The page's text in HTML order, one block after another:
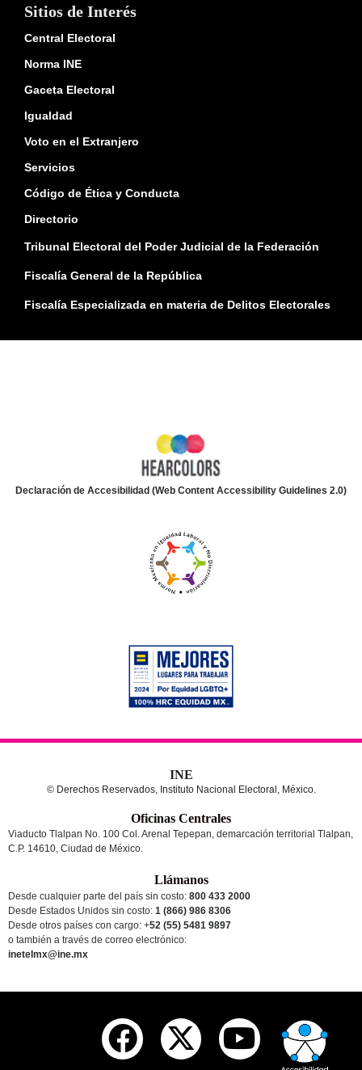
Sitios de Interés
Central Electoral
Norma INE
Gaceta Electoral
Igualdad
Voto en el Extranjero
Servicios
Código de Ética y Conducta
Directorio
Tribunal Electoral del Poder Judicial de la Federación
Fiscalía General de la República
Fiscalía Especializada en materia de Delitos Electorales
Declaración de Accesibilidad (Web Content Accessibility Guidelines 2.0)
INE
© Derechos Reservados, Instituto Nacional Electoral, México.
Oficinas Centrales
Viaducto Tlalpan No. 100 Col. Arenal Tepepan, demarcación territorial Tlalpan,
C.P. 14610, Ciudad de México.
Llámanos
Desde cualquier parte del país sin costo: 800 433 2000
Desde Estados Unidos sin costo: 1 (866) 986 8306
Desde otros países con cargo: +52 (55) 5481 9897
o también a través de correo electrónico:
inetelmx@ine.mx